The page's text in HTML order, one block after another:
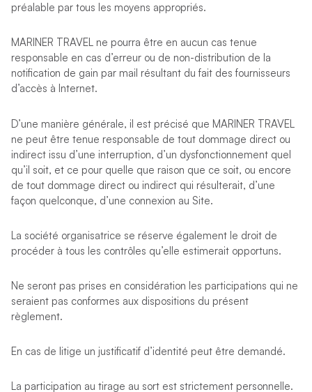
préalable par tous les moyens appropriés.
MARINER TRAVEL ne pourra être en aucun cas tenue
responsable en cas d’erreur ou de non-distribution de la
notification de gain par mail résultant du fait des fournisseurs
d’accès à Internet.
D’une manière générale, il est précisé que MARINER TRAVEL
ne peut être tenue responsable de tout dommage direct ou
indirect issu d’une interruption, d’un dysfonctionnement quel
qu’il soit, et ce pour quelle que raison que ce soit, ou encore
de tout dommage direct ou indirect qui résulterait, d’une
façon quelconque, d’une connexion au Site.
La société organisatrice se réserve également le droit de
procéder à tous les contrôles qu’elle estimerait opportuns.
Ne seront pas prises en considération les participations qui ne
seraient pas conformes aux dispositions du présent
règlement.
En cas de litige un justificatif d’identité peut être demandé.
La participation au tirage au sort est strictement personnelle.